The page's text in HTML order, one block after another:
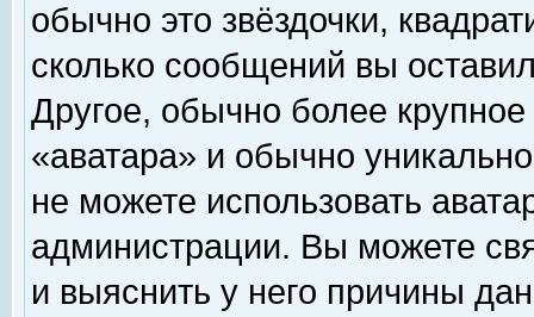
обычно это звёздочки,
сколько сообщений вы
Другое, обычно более
«аватара» и обычно
не можете использовать
администрации. Вы можете
и выяснить у него причины